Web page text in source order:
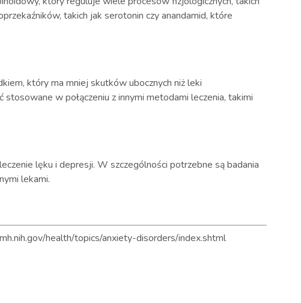
takich jak serotonin czy anandamid, które
który ma mniej skutków ubocznych niż leki
w połączeniu z innymi metodami leczenia, takimi
lęku i depresji. W szczególności potrzebne są badania
lekami.
health/topics/anxiety-disorders/index.shtml